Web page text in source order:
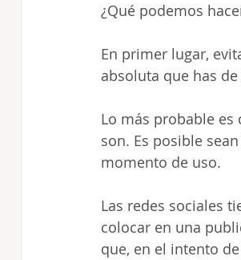
¿Qué podemos
En primer lugar,
absoluta que has
Lo más probable
son. Es posible
momento de uso.
Las redes sociales
colocar en una
que, en el intento